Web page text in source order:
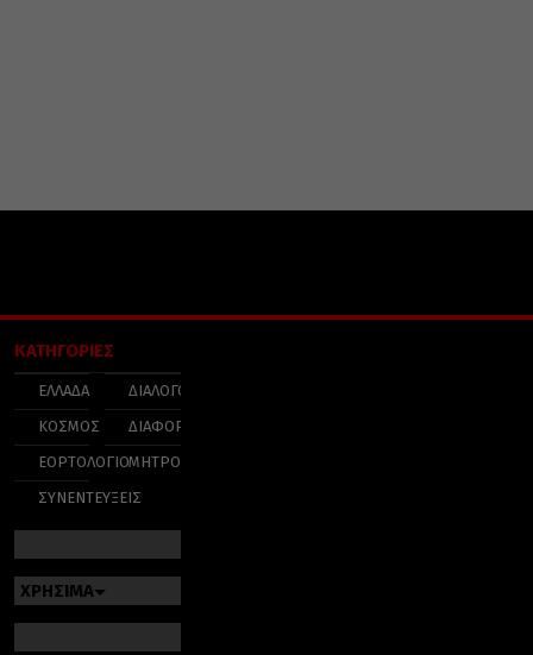
ΚΑΤΗΓΟΡΙΕΣ
ΕΛΛΑΔΑ
ΚΟΣΜΟΣ
ΕΟΡΤΟΛΟΓΙΟ
ΣΥΝΕΝΤΕΥΞΕΙΣ
ΔΙΑΛΟΓΟΣ
ΔΙΑΦΟΡΑ
ΜΗΤΡΟΠΟΛΕΙΣ
ΧΡΗΣΙΜΑ